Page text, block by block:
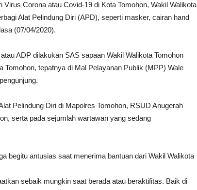
Virus Corona atau Covid-19 di Kota Tomohon, Wakil Walikota
Alat Pelindung Diri (APD), seperti masker, cairan hand
(07/04/2020).
ADP dilakukan SAS sapaan Wakil Walikota Tomohon
Tomohon, tepatnya di Mal Pelayanan Publik (MPP) Wale
Pelindung Diri di Mapolres Tomohon, RSUD Anugerah
serta pada sejumlah wartawan yang sedang
begitu antusias saat menerima bantuan dari Wakil Walikota
sebaik mungkin saat berada atau beraktifitas. Baik di